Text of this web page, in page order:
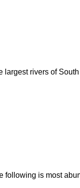
largest rivers of
following is most